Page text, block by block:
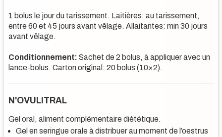
1 bolus le jour du tarissement. Laitières: au tarissement,
entre 60 et 45 jours avant vêlage. Allaitantes: min 30 jours
avant vêlage.
Conditionnement: Sachet de 2 bolus, à appliquer avec un
lance-bolus. Carton original: 20 bolus (10×2).
N'OVULITRAL
Gel oral, aliment complémentaire diététique.
Gel en seringue orale à distribuer au moment de l’oestrus